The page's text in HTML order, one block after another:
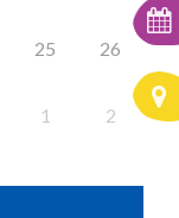
25 26
1 2